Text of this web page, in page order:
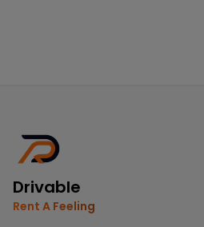
Drivable
Rent A Feeling